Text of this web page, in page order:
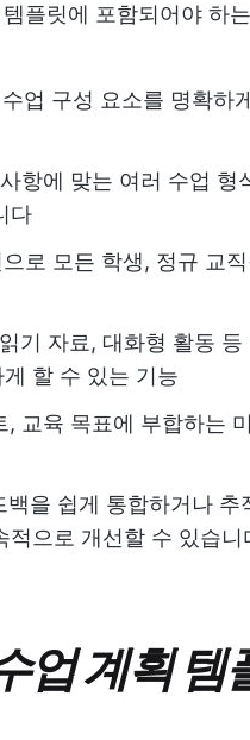
플릿에 포함되어야 하
업 구성 요소를 명확하
항에 맞는 여러 수업 형
다
로 모든 학생, 정규 교
기 자료, 대화형 활동
할 수 있는 기능
, 교육 목표에 부합하는
을 쉽게 통합하거나
적으로 개선할 수 있습니
업 계획 템